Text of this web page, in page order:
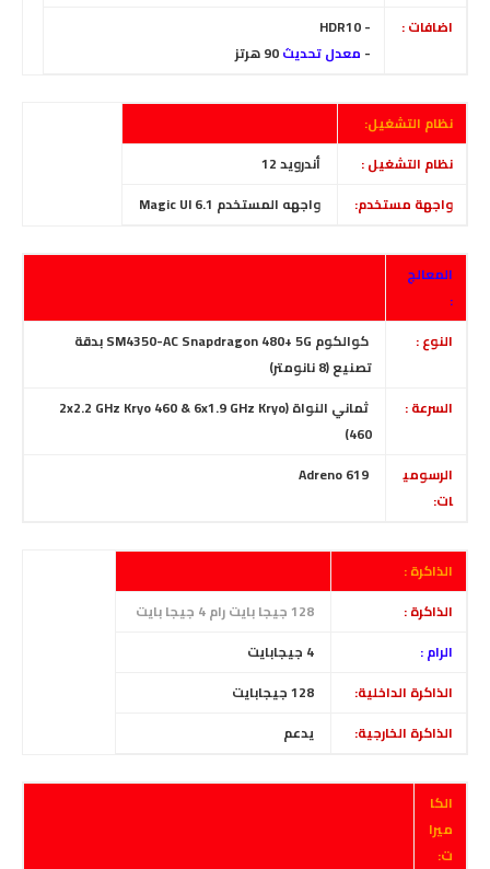
اضافات :
- HDR10
- معدل تحديث90 هرتز
نظام التشغيل:
نظام التشغيل :
أندرويد 12
واجهة مستخدم:
واجهه المستخدم Magic UI 6.1
المعالج
:
النوع :
كوالكوم SM4350-AC Snapdragon 480+ 5G بدقة
تصنيع (8 نانومتر)
السرعة :
ثماني النواة (2x2.2 GHz Kryo 460 & 6x1.9 GHz Kryo
460)
الرسومي
ات:
Adreno 619
الذاكرة :
الذاكرة :
128 جيجا بايت رام 4 جيجا بايت
الرام :
جيجابايت
الذاكرة الداخلية:
128جيجابايت
الذاكرة الخارجية:
يدعم
الكا
ميرا
ت: